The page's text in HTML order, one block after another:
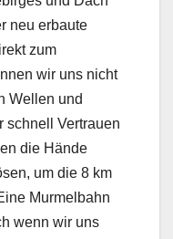
neu erbaute
zum
wir uns nicht
Wellen und
schnell Vertrauen
die Hände
um die 8 km
Murmelbahn
wenn wir uns